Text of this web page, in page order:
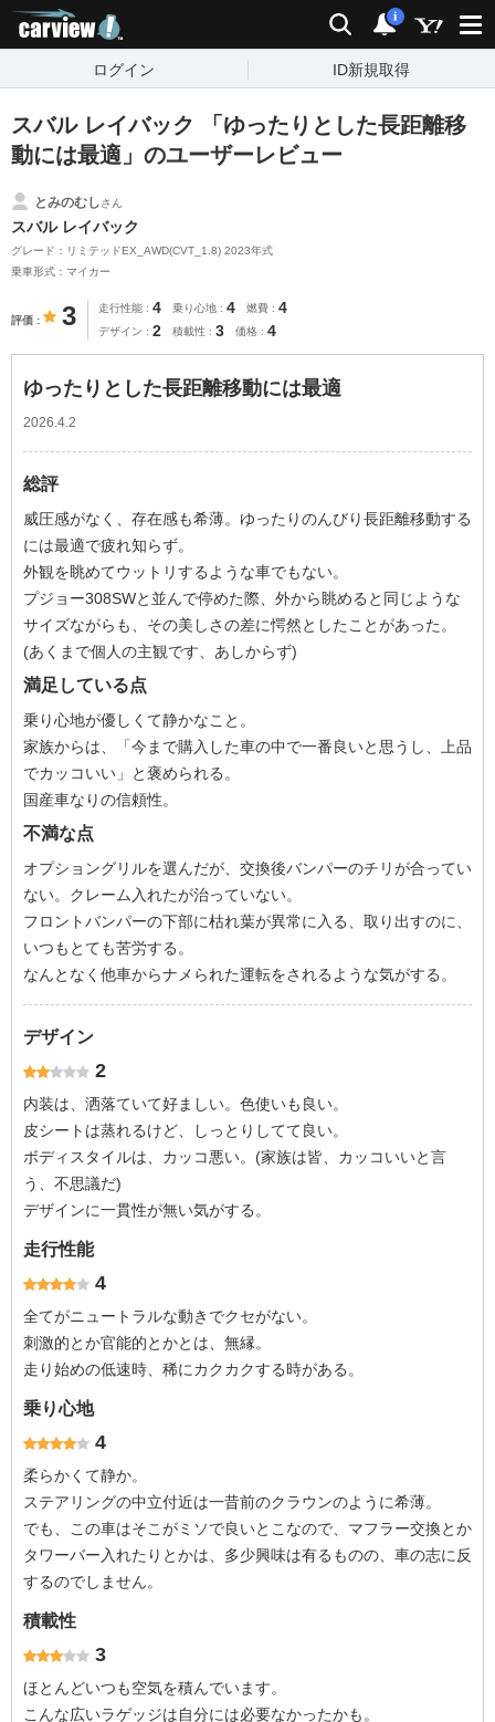
検索 通知
i
ログイン ID新規取得
スバル レイバック 「ゆったりとした長距離移
動には最適」のユーザーレビュー
とみのむしさん
スバル レイバック
グレード：リミテッドEX_AWD(CVT_1.8) 2023年式
乗車形式：マイカー
評価 3 走行性能 4 乗り心地 4 燃費 4
デザイン 2 積載性 3 価格 4
ゆったりとした長距離移動には最適
2026.4.2
総評
威圧感がなく、存在感も希薄。ゆったりのんびり長距離移動する
には最適で疲れ知らず。
外観を眺めてウットリするような車でもない。
プジョー308SWと並んで停めた際、外から眺めると同じような
サイズながらも、その美しさの差に愕然としたことがあった。
(あくまで個人の主観です、あしからず)
満足している点
乗り心地が優しくて静かなこと。
家族からは、「今まで購入した車の中で一番良いと思うし、上品
でカッコいい」と褒められる。
国産車なりの信頼性。
不満な点
オプショングリルを選んだが、交換後バンパーのチリが合ってい
ない。クレーム入れたが治っていない。
フロントバンパーの下部に枯れ葉が異常に入る、取り出すのに、
いつもとても苦労する。
なんとなく他車からナメられた運転をされるような気がする。
デザイン
2
内装は、洒落ていて好ましい。色使いも良い。
皮シートは蒸れるけど、しっとりしてて良い。
ボディスタイルは、カッコ悪い。(家族は皆、カッコいいと言
う、不思議だ)
デザインに一貫性が無い気がする。
走行性能
4
全てがニュートラルな動きでクセがない。
刺激的とか官能的とかとは、無縁。
走り始めの低速時、稀にカクカクする時がある。
乗り心地
4
柔らかくて静か。
ステアリングの中立付近は一昔前のクラウンのように希薄。
でも、この車はそこがミソで良いとこなので、マフラー交換とか
タワーバー入れたりとかは、多少興味は有るものの、車の志に反
するのでしません。
積載性
3
ほとんどいつも空気を積んでいます。
こんな広いラゲッジは自分には必要なかったかも。